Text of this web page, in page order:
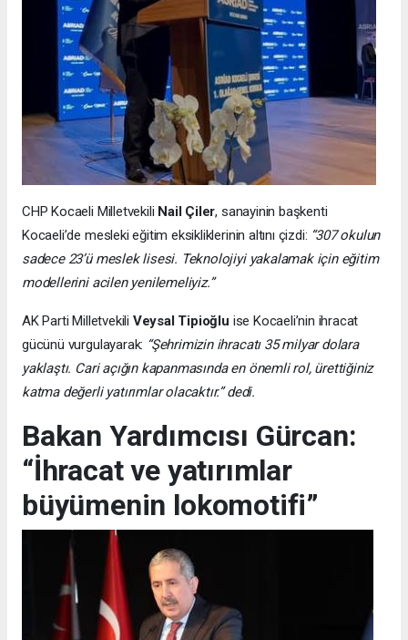
CHP Kocaeli Milletvekili Nail Çiler, sanayinin başkenti
Kocaeli’de mesleki eğitim eksikliklerinin altını çizdi: “307 okulun
sadece 23’ü meslek lisesi. Teknolojiyi yakalamak için eğitim
modellerini acilen yenilemeliyiz.”
AK Parti Milletvekili Veysal Tipioğlu ise Kocaeli’nin ihracat
gücünü vurgulayarak: “Şehrimizin ihracatı 35 milyar dolara
yaklaştı. Cari açığın kapanmasında en önemli rol, ürettiğiniz
katma değerli yatırımlar olacaktır.” dedi.
Bakan Yardımcısı Gürcan:
“İhracat ve yatırımlar
büyümenin lokomotifi”